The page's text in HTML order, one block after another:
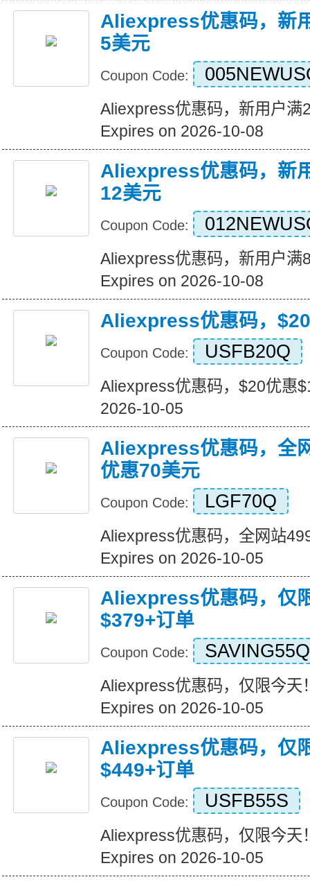
Aliexpress优惠码，新
5美元
Coupon Code:
Aliexpress优惠码，新用户满
Expires on 2026-10-08
Aliexpress优惠码，新
12美元
Coupon Code:
Aliexpress优惠码，新用户满
Expires on 2026-10-08
Aliexpress优惠码，
Coupon Code: USFB20Q
Aliexpress优惠码，$20优惠
2026-10-05
Aliexpress优惠码，全
优惠70美元
Coupon Code: LGF70Q
Aliexpress优惠码，全网站
Expires on 2026-10-05
Aliexpress优惠码，仅
$379+订单
Coupon Code: SAVING55Q
Aliexpress优惠码，仅限今天
Expires on 2026-10-05
Aliexpress优惠码，仅
$449+订单
Coupon Code: USFB55S
Aliexpress优惠码，仅限今天
Expires on 2026-10-05